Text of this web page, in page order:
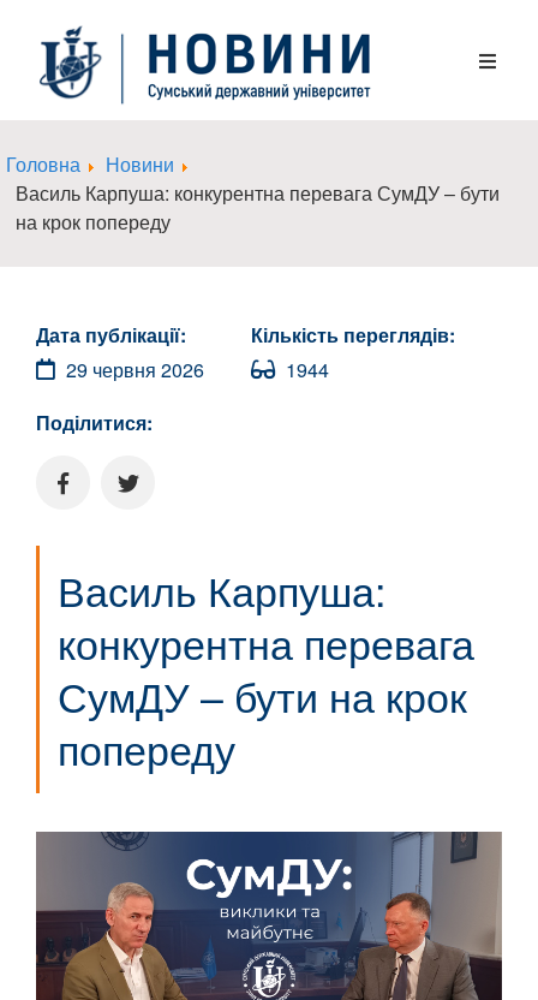
Головна
Новини
Василь Карпуша: конкурентна перевага СумДУ – бути
на крок попереду
Дата публікації:
29 червня 2026
Кількість переглядів:
1944
Поділитися:
Василь Карпуша:
конкурентна перевага
СумДУ – бути на крок
попереду